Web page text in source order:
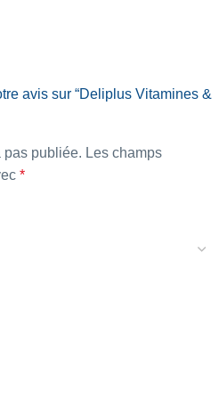
avis sur “Deliplus Vitamines &
pas publiée. Les champs
*